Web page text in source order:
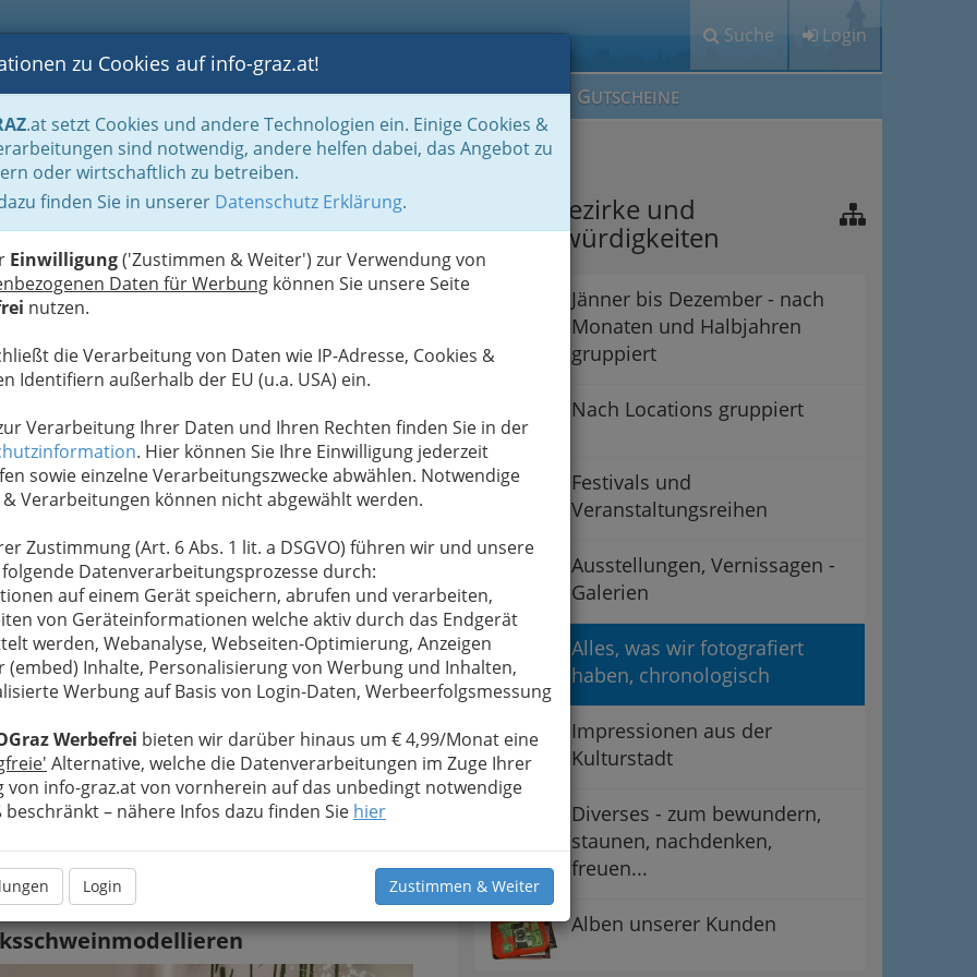
Suche Login
BLOGS FOTOS GASTRONOMIE BRANCHEN MEIN IG GUTSCHEINE
zu Cookies auf info-graz.at!
.at setzt Cookies und andere Technologien ein. Einige Cookies &
sind notwendig, andere helfen dabei, das Angebot zu
oder wirtschaftlich zu betreiben.
finden Sie in unserer Datenschutz Erklärung.
Einwilligung('Zustimmen & Weiter') zur Verwendung von
Daten für Werbung können Sie unsere Seite
nutzen.
die Verarbeitung von Daten wie IP-Adresse, Cookies &
Identifiern außerhalb der EU (u.a. USA) ein.
Verarbeitung Ihrer Daten und Ihren Rechten finden Sie in der
. Hier können Sie Ihre Einwilligung jederzeit
sowie einzelne Verarbeitungszwecke abwählen. Notwendige
& Verarbeitungen können nicht abgewählt werden.
Zustimmung (Art. 6 Abs. 1 lit. a DSGVO) führen wir und unsere
Datenverarbeitungsprozesse durch:
auf einem Gerät speichern, abrufen und verarbeiten,
von Geräteinformationen welche aktiv durch das Endgerät
werden, Webanalyse, Webseiten-Optimierung, Anzeigen
(embed) Inhalte, Personalisierung von Werbung und Inhalten,
Werbung auf Basis von Login-Daten, Werbeerfolgsmessung
Werbefrei bieten wir darüber hinaus um € 4,99/Monat eine
Alternative, welche die Datenverarbeitungen im Zuge Ihrer
von info-graz.at von vornherein auf das unbedingt notwendige
beschränkt – nähere Infos dazu finden Sie hier
Login Zustimmen & Weiter
Selma Etareri Vernissage
bei Selma Etareri - und Franz
and Friends - 001
bei Selma Etareri
Graz - Bezirke und
Sehenswürdigkeiten
Jänner bis Dezember - nach
Monaten und Halbjahren
gruppiert
Nach Locations gruppiert
Festivals und
Veranstaltungsreihen
Ausstellungen, Vernissagen -
Galerien
Alles, was wir fotografiert
haben, chronologisch
Impressionen aus der
Kulturstadt
Diverses - zum bewundern,
staunen, nachdenken,
freuen...
Alben unserer Kunden